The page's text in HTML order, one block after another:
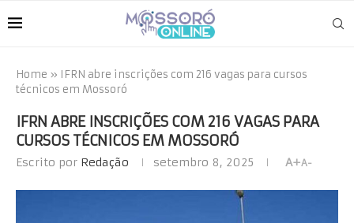
Home » IFRN abre inscrições com 216 vagas para cursos
técnicos em Mossoró
IFRN ABRE INSCRIÇÕES COM 216 VAGAS PARA
CURSOS TÉCNICOS EM MOSSORÓ
Escrito por Redação setembro 8, 2025 A+A-